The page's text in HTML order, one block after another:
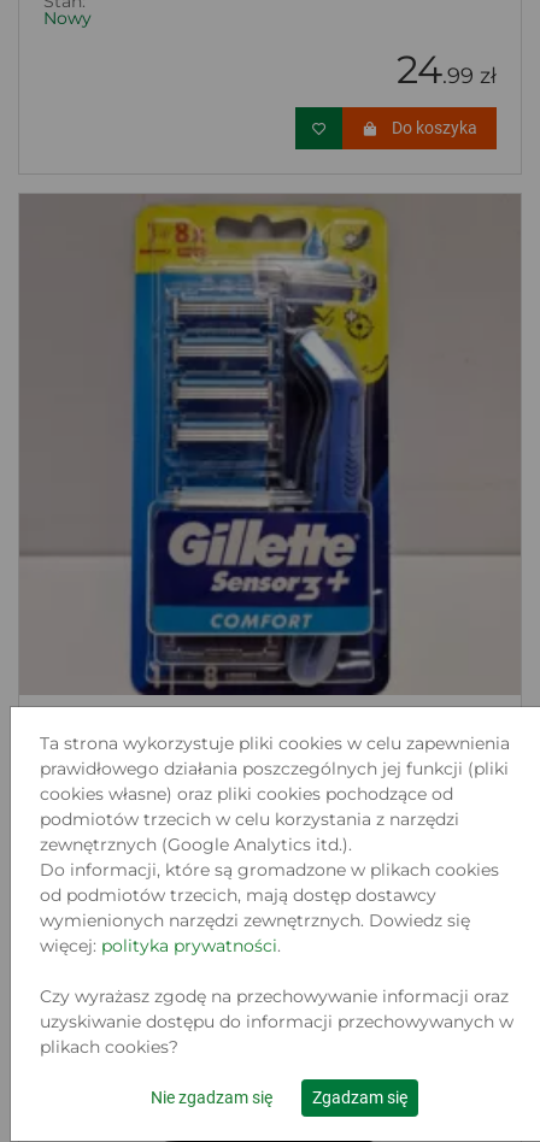
Nowy
24.99 zł
Do koszyka
MASZYNKA NA WKŁADY DO GOLENIA
GILLETTE S...
Lokalizacja:
WROCŁAW, KIEŁCZOWSKA 51B
Stan:
Nowy
25
Ta strona wykorzystuje pliki cookies w celu zapewnienia
prawidłowego działania poszczególnych jej funkcji (pliki
cookies własne) oraz pliki cookies pochodzące od
podmiotów trzecich w celu korzystania z narzędzi
zewnętrznych (Google Analytics itd.).
Do informacji, które są gromadzone w plikach cookies
od podmiotów trzecich, mają dostęp dostawcy
wymienionych narzędzi zewnętrznych. Dowiedz się
więcej: polityka prywatności.
Czy wyrażasz zgodę na przechowywanie informacji oraz
uzyskiwanie dostępu do informacji przechowywanych w
plikach cookies?
Nie zgadzam się Zgadzam się